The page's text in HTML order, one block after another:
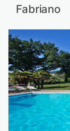
Fabriano